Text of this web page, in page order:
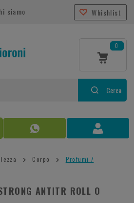
siamo Whishlist
0
Cerca
Corpo
Profumi /
ANTITR ROLL O